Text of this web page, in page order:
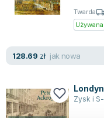
Twarda
Używana
128.69 zł jak nowa
Zysk i